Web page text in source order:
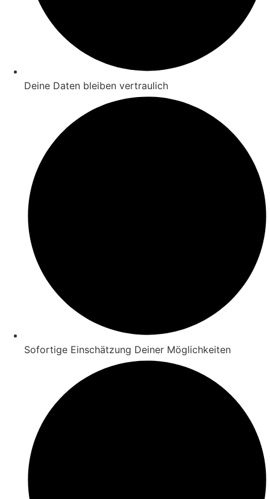
Deine Daten bleiben vertraulich
Sofortige Einschätzung Deiner Möglichkeiten